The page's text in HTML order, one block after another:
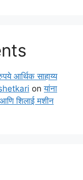
आर्थिक साहाय्य
onयांना
शिलाई मशीन